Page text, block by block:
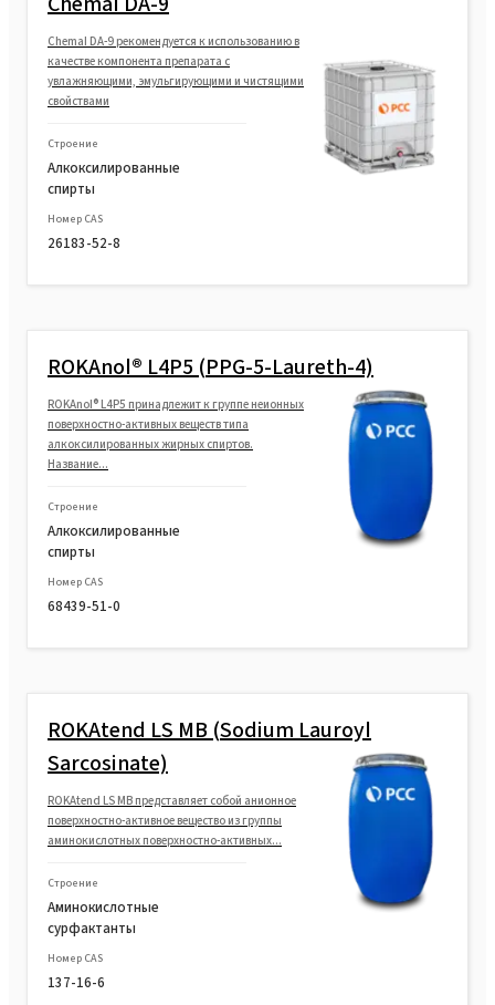
Chemal DA-9 рекомендуется к использованию в
качестве компонента препарата с
увлажняющими, эмульгирующими и чистящими
свойствами
Строение
Алкоксилированные
спирты
Номер CAS
26183-52-8
ROKAnol® L4P5 (PPG-5-Laureth-4)
ROKAnol® L4P5 принадлежит к группе неионных
поверхностно-активных веществ типа
алкоксилированных жирных спиртов.
Название...
Строение
Алкоксилированные
спирты
Номер CAS
68439-51-0
ROKAtend LS MB (Sodium Lauroyl
Sarcosinate)
ROKAtend LS MB представляет собой анионное
поверхностно-активное вещество из группы
аминокислотных поверхностно-активных...
Строение
Аминокислотные
сурфактанты
Номер CAS
137-16-6